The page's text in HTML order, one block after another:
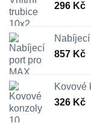
296 Kč
857 Kč
Kovové
326 Kč